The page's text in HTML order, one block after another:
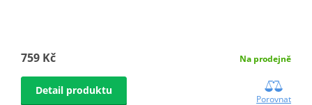
759 Kč Na prodejně
Detail produktu
Porovnat